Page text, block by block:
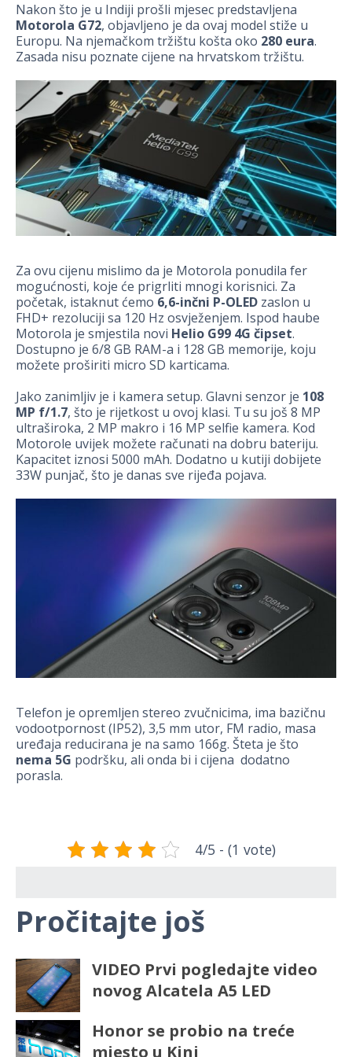
Nakon što je u Indiji prošli mjesec predstavljena
Motorola G72, objavljeno je da ovaj model stiže u
Europu. Na njemačkom tržištu košta oko 280 eura.
Zasada nisu poznate cijene na hrvatskom tržištu.
Za ovu cijenu mislimo da je Motorola ponudila fer
mogućnosti, koje će prigrliti mnogi korisnici. Za
početak, istaknut ćemo 6,6-inčni P-OLED zaslon u
FHD+ rezoluciji sa 120 Hz osvježenjem. Ispod haube
Motorola je smjestila novi Helio G99 4G čipset.
Dostupno je 6/8 GB RAM-a i 128 GB memorije, koju
možete proširiti micro SD karticama.
Jako zanimljiv je i kamera setup. Glavni senzor je 108
MP f/1.7, što je rijetkost u ovoj klasi. Tu su još 8 MP
ultraširoka, 2 MP makro i 16 MP selfie kamera. Kod
Motorole uvijek možete računati na dobru bateriju.
Kapacitet iznosi 5000 mAh. Dodatno u kutiji dobijete
33W punjač, što je danas sve rijeđa pojava.
Telefon je opremljen stereo zvučnicima, ima bazičnu
vodootpornost (IP52), 3,5 mm utor, FM radio, masa
uređaja reducirana je na samo 166g. Šteta je što
nema 5G podršku, ali onda bi i cijena dodatno
porasla.
4/5 - (1 vote)
Pročitajte još
VIDEO Prvi pogledajte video
novog Alcatela A5 LED
Honor se probio na treće
mjesto u Kini